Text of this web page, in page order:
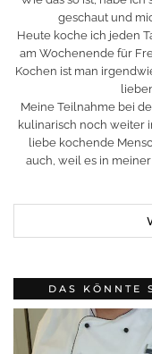
geschaut und
Heute koche ich jeden
am Wochenende für
Kochen ist man
Meine Teilnahme bei
kulinarisch noch weiter
liebe kochende
auch, weil es in
DAS KÖNNTE